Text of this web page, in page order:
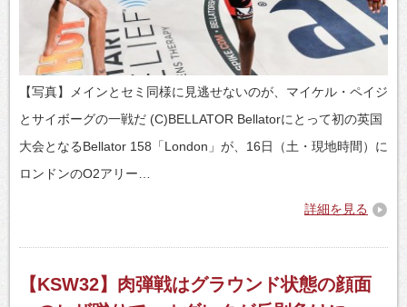
【写真】メインとセミ同様に見逃せないのが、マイケル・ペイジ
とサイボーグの一戦だ (C)BELLATOR Bellatorにとって初の英国
大会となるBellator 158「London」が、16日（土・現地時間）に
ロンドンのO2アリー…
詳細を見る
【KSW32】肉弾戦はグラウンド状態の顔面